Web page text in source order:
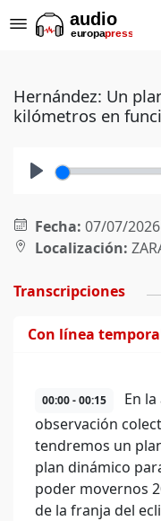
Hernández: Un
kilómetros en
Fecha: 07/07/2026
Localización:
Transcripciones
Con línea
00:00 - 00:15
En
observación
tendremos un
plan dinámico
poder movernos
de la franja del